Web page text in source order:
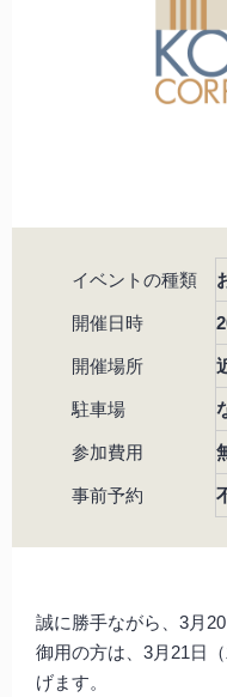
イベントの種類
開催日時
開催場所
駐車場
参加費用
事前予約
誠に勝手ながら、3月
御用の方は、3月21日
げます。